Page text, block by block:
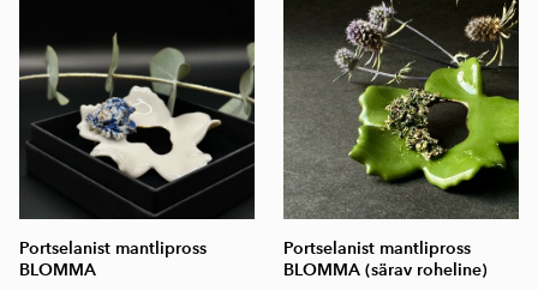
Portselanist mantlipross
BLOMMA
Portselanist mantlipross
BLOMMA (särav roheline)